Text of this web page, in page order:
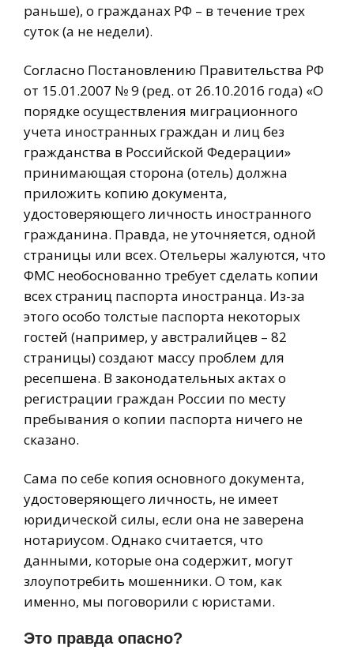
раньше), о гражданах РФ – в течение трех
суток (а не недели).
Согласно Постановлению Правительства РФ
от 15.01.2007 № 9 (ред. от 26.10.2016 года) «О
порядке осуществления миграционного
учета иностранных граждан и лиц без
гражданства в Российской Федерации»
принимающая сторона (отель) должна
приложить копию документа,
удостоверяющего личность иностранного
гражданина. Правда, не уточняется, одной
страницы или всех. Отельеры жалуются, что
ФМС необоснованно требует сделать копии
всех страниц паспорта иностранца. Из-за
этого особо толстые паспорта некоторых
гостей (например, у австралийцев – 82
страницы) создают массу проблем для
ресепшена. В законодательных актах о
регистрации граждан России по месту
пребывания о копии паспорта ничего не
сказано.
Сама по себе копия основного документа,
удостоверяющего личность, не имеет
юридической силы, если она не заверена
нотариусом. Однако считается, что
данными, которые она содержит, могут
злоупотребить мошенники. О том, как
именно, мы поговорили с юристами.
Это правда опасно?